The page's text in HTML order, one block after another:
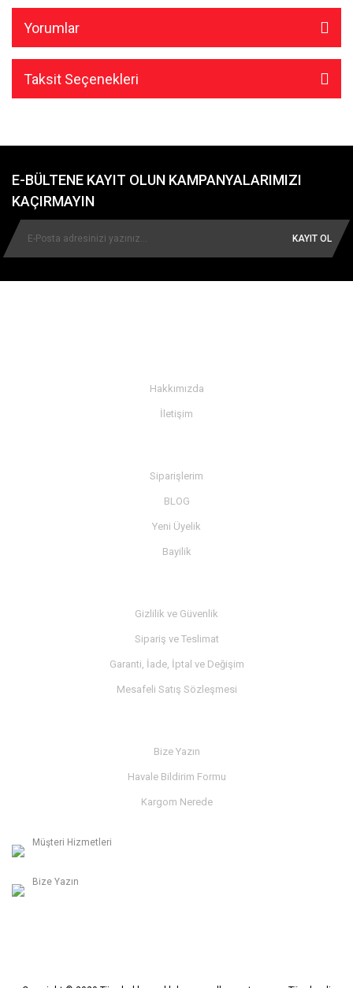
Yorumlar
Taksit Seçenekleri
E-BÜLTENE KAYIT OLUN KAMPANYALARIMIZI
KAÇIRMAYIN
KAYIT OL
Hakkımızda
İletişim
Siparişlerim
BLOG
Yeni Üyelik
Bayilik
Gizlilik ve Güvenlik
Sipariş ve Teslimat
Garanti, İade, İptal ve Değişim
Mesafeli Satış Sözleşmesi
Bize Yazın
Havale Bildirim Formu
Kargom Nerede
Müşteri Hizmetleri
Bize Yazın